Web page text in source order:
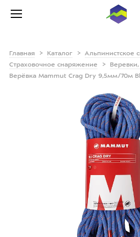
Главная Каталог
Альпинистское
Страховочное снаряжение
Верёвка Mammut Crag Dry 9,5мм/70м